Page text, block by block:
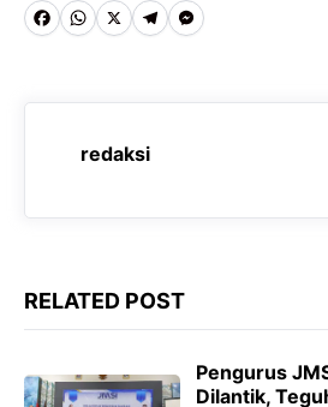
F
c
o
k
W
a
A
p
X T
l
e
r
m
M
s
n
e
r
redaksi
RELATED POST
Pengurus
Dilantik,